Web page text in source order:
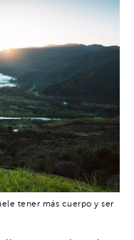
tener más cuerpo y ser